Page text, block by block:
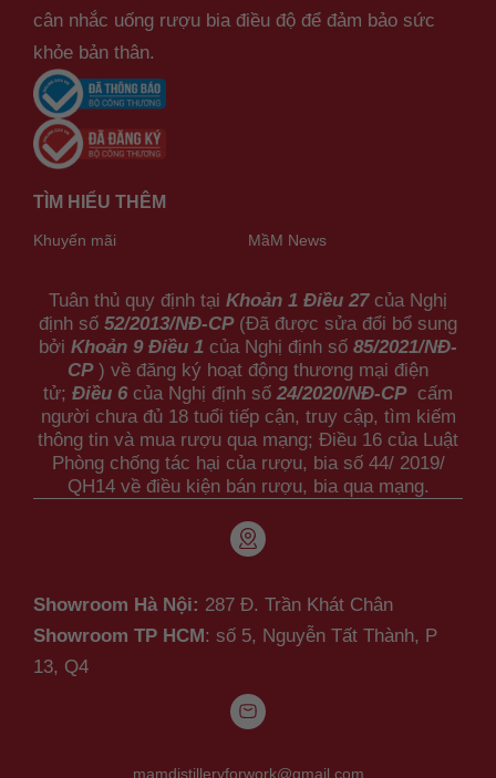
cân nhắc uống rượu bia điều độ để đảm bảo sức
khỏe bản thân.
TÌM HIỂU THÊM
Khuyến mãi MầM News
Tuân thủ quy định tại Khoản 1 Điều 27của Nghị
định số 52/2013/NĐ-CP(Đã được sửa đổi bổ sung
bởi Khoản 9 Điều 1 của Nghị định số 85/2021/NĐ-
CP) về đăng ký hoạt động thương mại điện
tử; Điều 6 của Nghị định số 24/2020/NĐ-CPcấm
người chưa đủ 18 tuổi tiếp cận, truy cập, tìm kiếm
thông tin và mua rượu qua mạng; Điều 16 của Luật
Phòng chống tác hại của rượu, bia số 44/ 2019/
QH14 về điều kiện bán rượu, bia qua mạng.
Showroom Hà Nội: 287 Đ. Trần Khát Chân
Showroom TP HCM: số 5, Nguyễn Tất Thành, P
13, Q4
mamdistilleryforwork@gmail.com